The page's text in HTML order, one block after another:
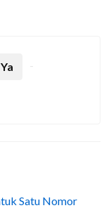
Ya
Satu Nomor